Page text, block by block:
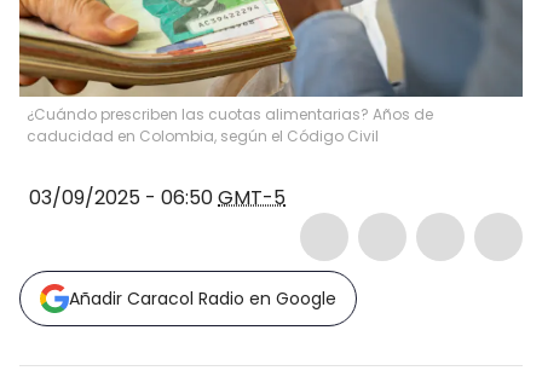
¿Cuándo prescriben las cuotas alimentarias? Años de
caducidad en Colombia, según el Código Civil
03/09/2025 - 06:50GMT-5
Añadir Caracol Radio en Google